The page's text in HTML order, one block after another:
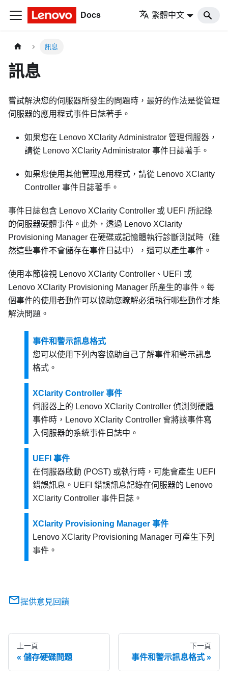
Docs 繁體中文
訊息
訊息
嘗試解決您的伺服器所發生的問題時，最好的作法是從管理
伺服器的應用程式事件日誌著手。
如果您在 Lenovo XClarity Administrator 管理伺服器，
請從 Lenovo XClarity Administrator 事件日誌著手。
如果您使用其他管理應用程式，請從 Lenovo XClarity
Controller 事件日誌著手。
事件日誌包含 Lenovo XClarity Controller 或 UEFI 所記錄
的伺服器硬體事件。此外，透過 Lenovo XClarity
Provisioning Manager 在硬碟或記憶體執行診斷測試時（雖
然這些事件不會儲存在事件日誌中），還可以產生事件。
使用本節檢視 Lenovo XClarity Controller 、UEFI 或
Lenovo XClarity Provisioning Manager 所產生的事件。每
個事件的使用者動作可以協助您瞭解必須執行哪些動作才能
解決問題。
事件和警示訊息格式
您可以使用下列內容協助自己了解事件和警示訊息
格式。
XClarity Controller 事件
伺服器上的 Lenovo XClarity Controller 偵測到硬體
事件時， Lenovo XClarity Controller 會將該事件寫
入伺服器的系統事件日誌中。
UEFI 事件
在伺服器啟動 (POST) 或執行時，可能會產生 UEFI
錯誤訊息。UEFI 錯誤訊息記錄在伺服器的 Lenovo
XClarity Controller 事件日誌。
XClarity Provisioning Manager 事件
Lenovo XClarity Provisioning Manager 可產生下列
事件。
提供意見回饋
上一頁
儲存硬碟問題
下一頁
事件和警示訊息格式